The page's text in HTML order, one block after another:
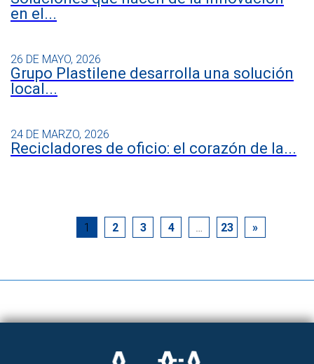
en el...
26 DE MAYO, 2026
Grupo Plastilene desarrolla una solución
local...
24 DE MARZO, 2026
Recicladores de oficio: el corazón de la...
1 2 3 4 23 »